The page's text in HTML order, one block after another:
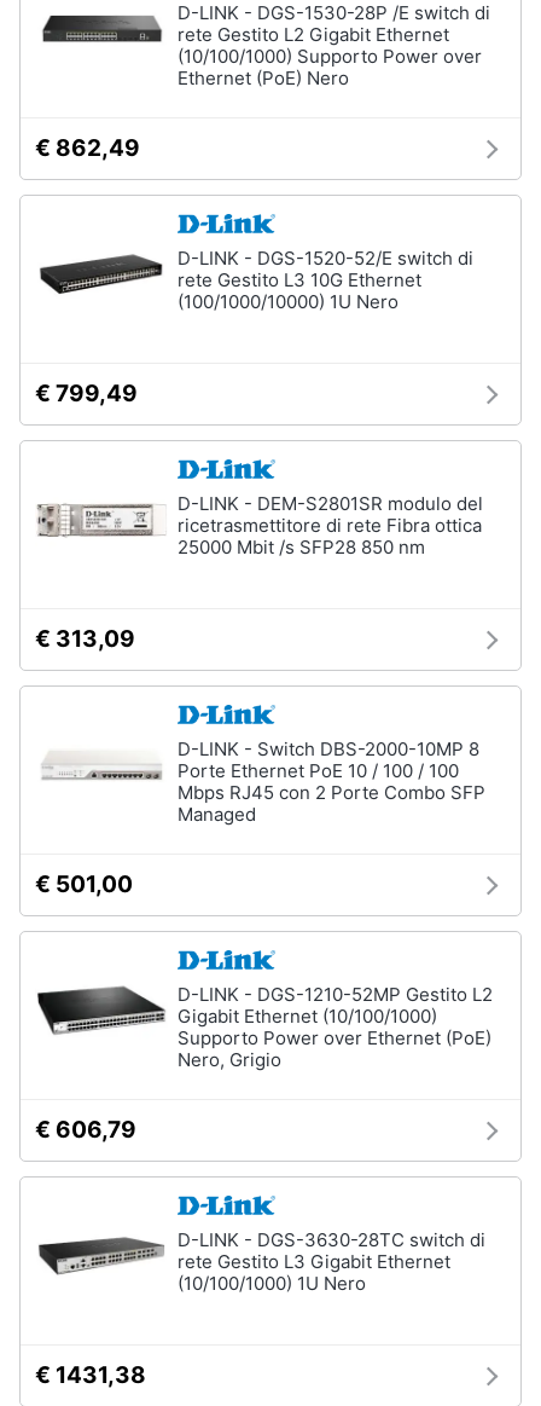
D-LINK - DGS-1530-28P /E switch di
rete Gestito L2 Gigabit Ethernet
(10/100/1000) Supporto Power over
Ethernet (PoE) Nero
€ 862,49
D-LINK - DGS-1520-52/E switch di
rete Gestito L3 10G Ethernet
(100/1000/10000) 1U Nero
€ 799,49
D-LINK - DEM-S2801SR modulo del
ricetrasmettitore di rete Fibra ottica
25000 Mbit /s SFP28 850 nm
€ 313,09
D-LINK - Switch DBS-2000-10MP 8
Porte Ethernet PoE 10 / 100 / 100
Mbps RJ45 con 2 Porte Combo SFP
Managed
€ 501,00
D-LINK - DGS-1210-52MP Gestito L2
Gigabit Ethernet (10/100/1000)
Supporto Power over Ethernet (PoE)
Nero, Grigio
€ 606,79
D-LINK - DGS-3630-28TC switch di
rete Gestito L3 Gigabit Ethernet
(10/100/1000) 1U Nero
€ 1431,38